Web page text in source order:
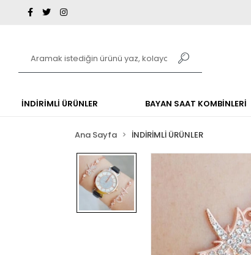
İNDİRİMLİ ÜRÜNLER BAYAN SAAT KOMBİNLERİ
Ana Sayfa İNDİRİMLİ ÜRÜNLER